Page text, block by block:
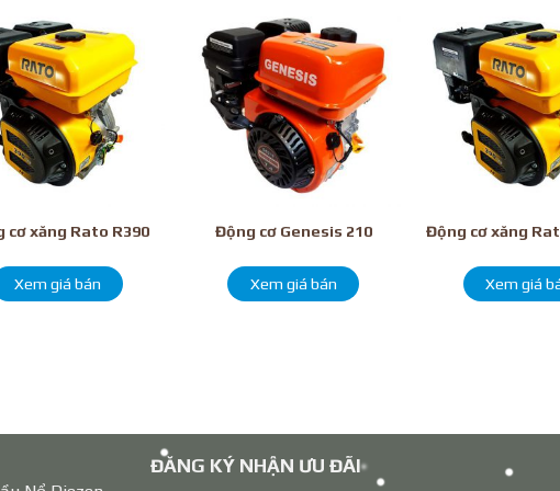
cơ xăng Rato R390
Xem giá bán
Động cơ Genesis 210
Xem giá bán
Động cơ xăng
Xem giá
ĐĂNG KÝ NHẬN ƯU ĐÃI